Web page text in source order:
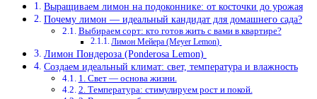
Выращиваем лимон на подоконнике: от косточки до урожая
Почему лимон — идеальный кандидат для домашнего сада?
Выбираем сорт: кто готов жить с вами в квартире?
Лимон Мейера (Meyer Lemon)
Лимон Пондероза (Ponderosa Lemon)
Создаем идеальный климат: свет, температура и влажность
1. Свет — основа жизни.
2. Температура: стимулируем рост и покой.